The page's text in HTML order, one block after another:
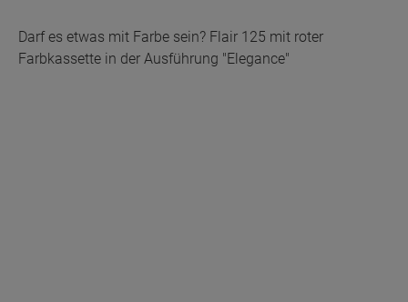
Darf es etwas mit Farbe sein? Flair 125 mit roter
Farbkassette in der Ausführung "Elegance"